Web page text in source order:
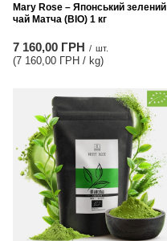
Mary Rose – Японський зелений
чай Матча (BIO) 1 кг
7 160,00 ГРН / шт.
(7 160,00 ГРН / kg)